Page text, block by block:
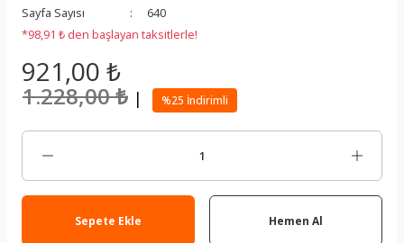
Sayfa Sayısı
640
*98,91 ₺ den başlayan taksitlerle!
921,00 ₺
1.228,00 ₺ | %25 İndirimli
Sepete Ekle Hemen Al